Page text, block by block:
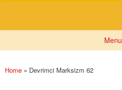
Menu
You are here
Home » Devrimci Marksizm 62